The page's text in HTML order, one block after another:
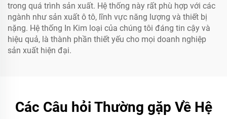
trong quá trình sản xuất. Hệ thống này rất phù hợp với các
ngành như sản xuất ô tô, lĩnh vực năng lượng và thiết bị
nặng. Hệ thống In Kim loại của chúng tôi đáng tin cậy và
hiệu quả, là thành phần thiết yếu cho mọi doanh nghiệp
sản xuất hiện đại.
Các Câu hỏi Thường gặp Về Hệ